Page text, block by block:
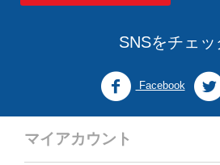
SNSをチェッ
Facebook
マイアカウント